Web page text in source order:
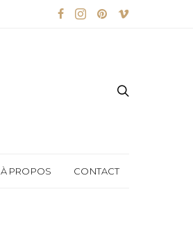
À PROPOS CONTACT